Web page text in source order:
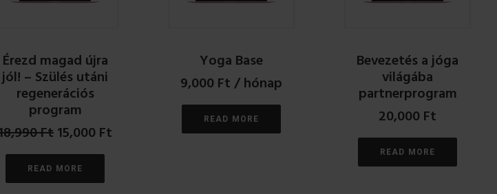
Érezd magad újra
jól! – Szülés utáni
regenerációs
program
FtOriginal
price
was:
18,990 Ft.
15,000Ft
READ MORE
Yoga Base
9,000Ft/ hónap
READ MORE
Bevezetés a jóga
világába
partnerprogram
20,000Ft
READ MORE